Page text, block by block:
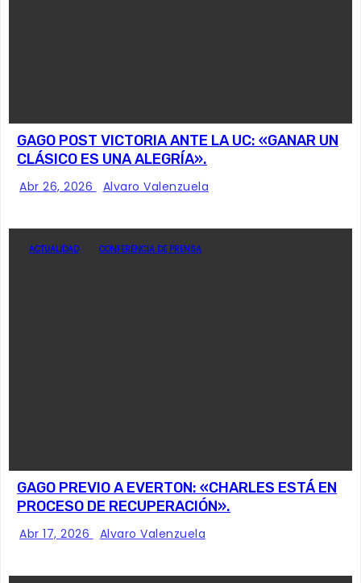
GAGO POST VICTORIA ANTE LA UC: «GANAR UN
CLÁSICO ES UNA ALEGRÍA».
Abr 26, 2026 Alvaro Valenzuela
ACTUALIDAD CONFERENCIA DE PRENSA
GAGO PREVIO A EVERTON: «CHARLES ESTÁ EN
PROCESO DE RECUPERACIÓN».
Abr 17, 2026 Alvaro Valenzuela